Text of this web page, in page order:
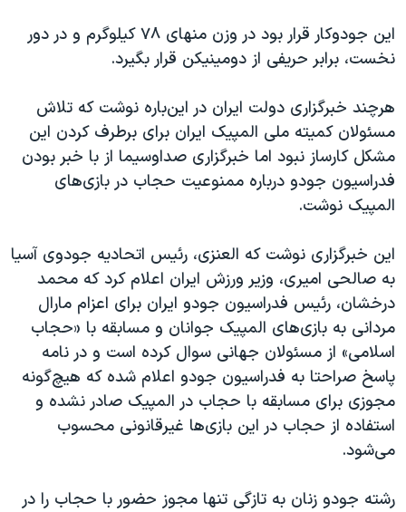
اسرائیل در جنگ
همایش محافظه‌کاران آمریکا «سی‌پک»
صفحه‌های ویژه
سفر پرزیدنت ترامپ به چین
این جودوکار قرار بود در وزن منهای ۷۸ کیلوگرم و در دور
نخست، برابر حریفی از دومینیکن قرار بگیرد.
هرچند خبرگزاری دولت ایران در این‌باره نوشت که تلاش
مسئولان کمیته ملی المپیک ایران برای برطرف کردن این
مشکل کارساز نبود اما خبرگزاری صداوسیما از با خبر بودن
فدراسیون جودو درباره ممنوعیت حجاب در بازی‌های
المپیک نوشت.
این خبرگزاری نوشت که العنزی، رئیس اتحادیه جودوی آسیا
به صالحی امیری، وزیر ورزش ایران اعلام کرد که محمد
درخشان، رئیس فدراسیون جودو ایران برای اعزام مارال
مردانی به بازی‌های المپیک جوانان و مسابقه با «حجاب
اسلامی» از مسئولان جهانی سوال کرده است و در نامه
پاسخ صراحتا به فدراسیون جودو اعلام شده که هیچ‌گونه
مجوزی برای مسابقه با حجاب در المپیک صادر نشده و
استفاده از حجاب در این بازی‌ها غیرقانونی محسوب
می‌شود.
رشته جودو زنان به تازگی تنها مجوز حضور با حجاب را در